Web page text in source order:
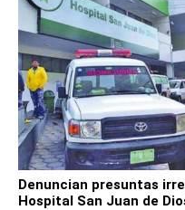
Denuncian presuntas
Hospital San Juan de